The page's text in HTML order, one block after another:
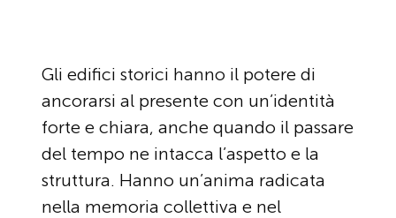
Gli edifici storici hanno il potere di
ancorarsi al presente con un’identità
forte e chiara, anche quando il passare
del tempo ne intacca l’aspetto e la
struttura. Hanno un’anima radicata
nella memoria collettiva e nel